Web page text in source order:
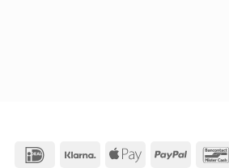
IDeal Klarna Apple
PayPal